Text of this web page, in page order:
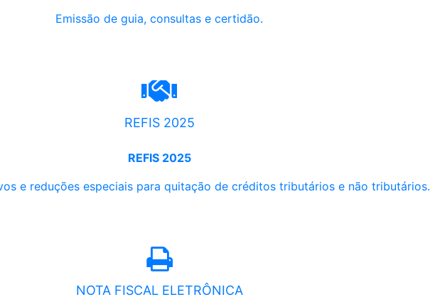
Emissão de guia, consultas e certidão.
REFIS 2025
REFIS 2025
e reduções especiais para quitação de créditos tributários e não tributários.
NOTA FISCAL ELETRÔNICA